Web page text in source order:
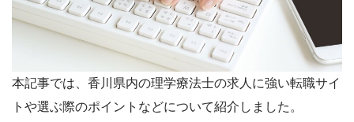
本記事では、香川県内の理学療法士の求人に強い転職サイ
トや選ぶ際のポイントなどについて紹介しました。